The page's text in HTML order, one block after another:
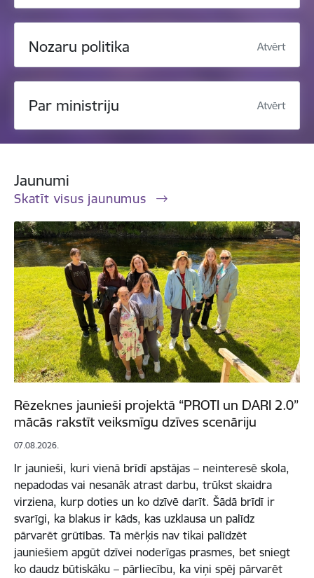
Nozaru politika Atvērt
Par ministriju Atvērt
Jaunumi
Skatīt visus jaunumus
Rēzeknes jaunieši projektā “PROTI un DARI 2.0”
mācās rakstīt veiksmīgu dzīves scenāriju
07.08.2026.
Ir jaunieši, kuri vienā brīdī apstājas – neinteresē skola,
nepadodas vai nesanāk atrast darbu, trūkst skaidra
virziena, kurp doties un ko dzīvē darīt. Šādā brīdī ir
svarīgi, ka blakus ir kāds, kas uzklausa un palīdz
pārvarēt grūtības. Tā mērķis nav tikai palīdzēt
jauniešiem apgūt dzīvei noderīgas prasmes, bet sniegt
ko daudz būtiskāku – pārliecību, ka viņi spēj pārvarēt